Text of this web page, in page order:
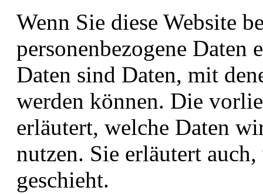
Wenn Sie diese Website
personenbezogene Daten
Daten sind Daten, mit
werden können. Die
erläutert, welche Daten
nutzen. Sie erläutert
geschieht.